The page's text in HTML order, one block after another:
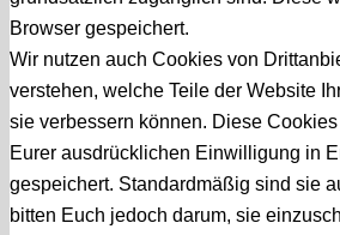
Browser gespeichert.
Wir nutzen auch Cookies von
verstehen, welche Teile der Website
sie verbessern können. Diese
Eurer ausdrücklichen Einwilligung in
gespeichert. Standardmäßig sind sie
bitten Euch jedoch darum, sie